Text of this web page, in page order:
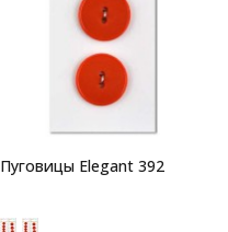
Пуговицы Elegant 392